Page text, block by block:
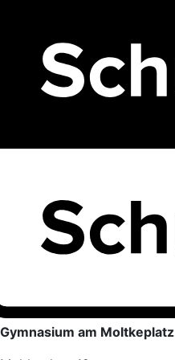
Gymnasium am Moltkeplatz